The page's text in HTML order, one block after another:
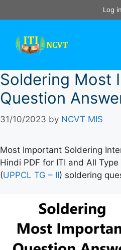
to
Log in
Soldering Most
Question
31/10/2023 by NCVT MIS
Most Important Soldering
Hindi PDF for ITI and All
(UPPCL TG – II) soldering